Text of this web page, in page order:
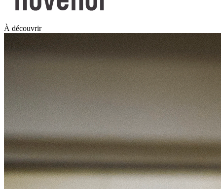
À découvrir